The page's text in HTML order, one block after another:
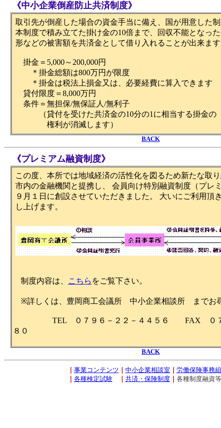
《中小企業倒産防止共済制度》
取引先が倒産した場合の資金手当に備え、国が用意した
本制度で積み立てた掛け金の10倍まで、回収不能となっ
形などの被害額を共済金として借り入れることが出来ま
掛金＝5,000～200,000円
＊掛金総額は800万円が限度
＊掛金は税法上損金又は、必要経費に算入できます
貸付限度＝8,000万円
条件＝無担保/無保証人/無利子
（貸付を受けた共済金の10分の1に相当する掛金の
権利が消滅します）
BACK
《プレミアム融資制度》
この度、本所では地域経済の活性化を図るため新たな取
市内の金融機関と提携し、 会員向け特別融資制度（プレ
９月１日に創設させていただきました。 大いにご利用頂
し上げます。
制度内容は、 こちら をご覧下さい。
※詳しくは、豊岡商工会議所 中小企業相談所 までお
TEL ０７９６－２２－４４５６ FAX ０７９
８０
BACK
事業コンテンツ 中小企業相談室｜ 労働保険事務
各種検定試験 共済・保険制度｜ 各種制度融資等